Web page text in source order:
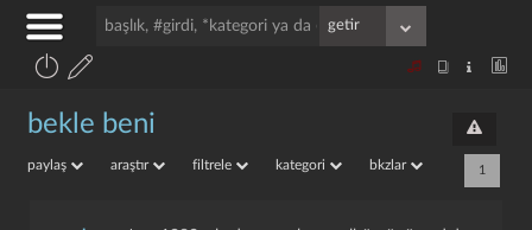
bekle beni
paylaş araştır filtrele kategori bkzlar 1